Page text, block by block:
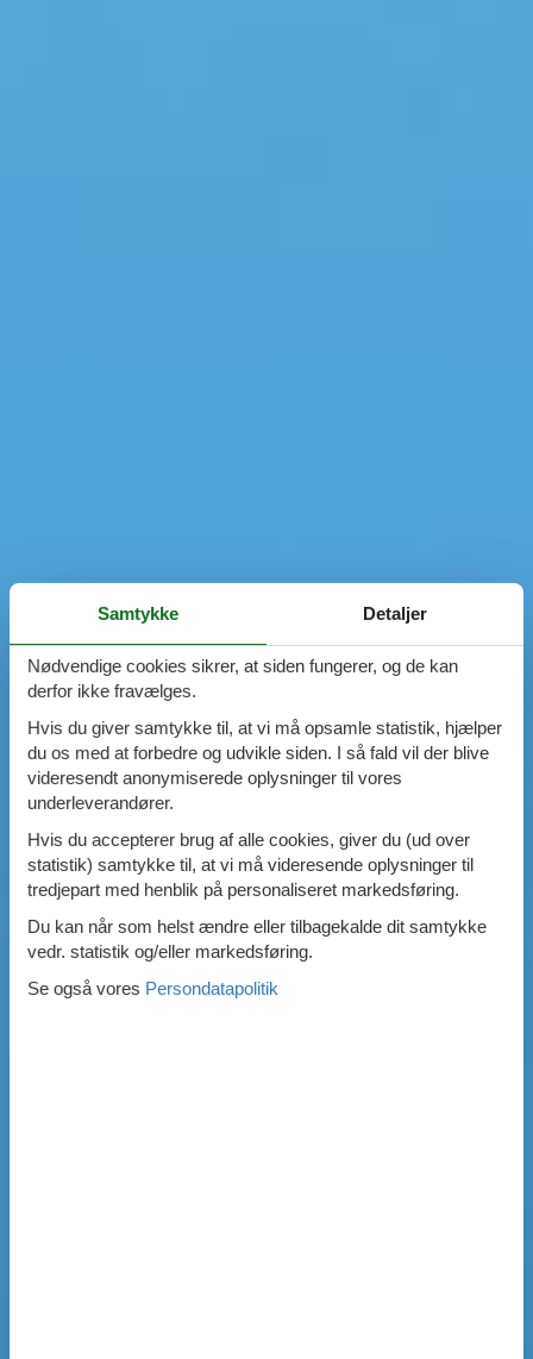
Samtykke Detaljer
Nødvendige cookies sikrer, at siden fungerer, og de kan
derfor ikke fravælges.
Hvis du giver samtykke til, at vi må opsamle statistik, hjælper
du os med at forbedre og udvikle siden. I så fald vil der blive
videresendt anonymiserede oplysninger til vores
underleverandører.
Hvis du accepterer brug af alle cookies, giver du (ud over
statistik) samtykke til, at vi må videresende oplysninger til
tredjepart med henblik på personaliseret markedsføring.
Du kan når som helst ændre eller tilbagekalde dit samtykke
vedr. statistik og/eller markedsføring.
Se også vores Persondatapolitik